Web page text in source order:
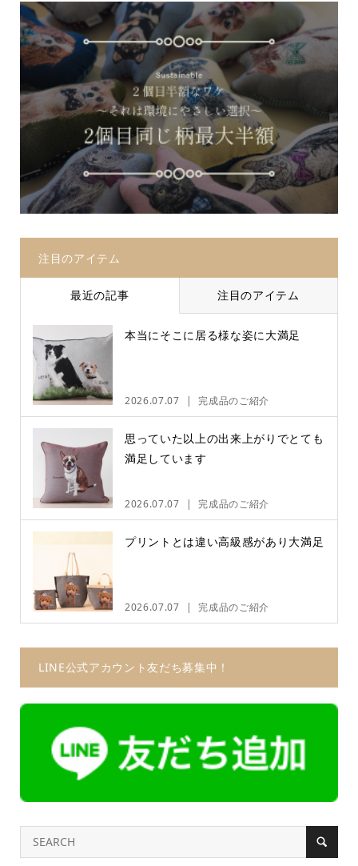
注目のアイテム
最近の記事 注目のアイテム
本当にそこに居る様な姿に大満足
2026.07.07 完成品のご紹介
思っていた以上の出来上がりでとても
満足しています
2026.07.07 完成品のご紹介
プリントとは違い高級感があり大満足
2026.07.07 完成品のご紹介
LINE公式アカウント友だち募集中！